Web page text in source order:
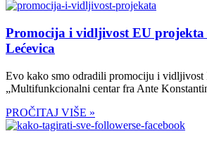
Promocija i vidljivost EU projekta
Lećevica
Evo kako smo odradili promociju i vidljivost
„Multifunkcionalni centar fra Ante
PROČITAJ VIŠE »